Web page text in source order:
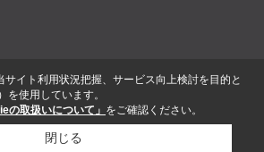
サイト利用状況把握、サービス向上検討を目的と
を使用しています。
の取扱いについて」 をご確認ください。
閉じる